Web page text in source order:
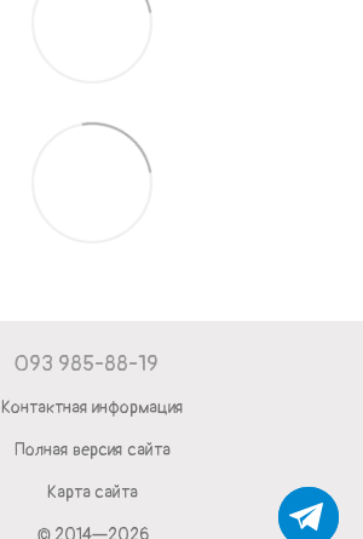
093 985-88-19
Контактная информация
Полная версия сайта
Карта сайта
© 2014—2026